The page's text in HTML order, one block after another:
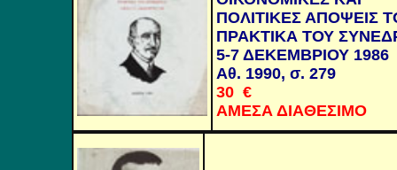
ΠΟΛΙΤΙΚΕΣ ΑΠΟΨΕΙΣ
ΠΡΑΚΤΙΚΑ ΤΟΥ
5-7 ΔΕΚΕΜΒΡΙΟΥ 1986
Αθ. 1990, σ. 279
30 €
ΑΜΕΣΑ ΔΙΑΘΕΣΙΜΟ